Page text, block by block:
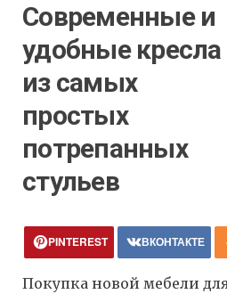
Современные и
удобные кресла
из самых
простых
потрепанных
стульев
PINTEREST ВКОНТАКТЕ
Покупка новой мебели